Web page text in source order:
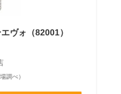
ヴォ（82001）
調べ）